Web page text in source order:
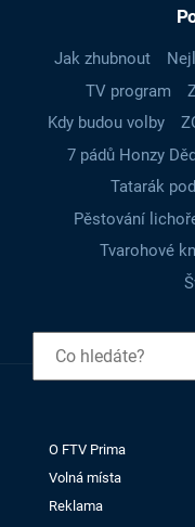
Jak zhubnout
TV program
Kdy budou volby
7 pádů Honzy
Tatarák
Pěstování
Tvarohové
O FTV Prima
Volná místa
Reklama